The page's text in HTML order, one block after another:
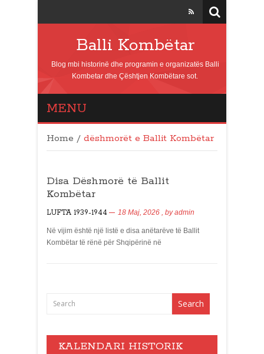
Balli Kombëtar
Blog mbi historinë dhe programin e organizatës Balli
Kombetar dhe Çështjen Kombëtare sot.
MENU
Home / dëshmorët e Ballit Kombëtar
Disa Dëshmorë të Ballit
Kombëtar
LUFTA 1939-1944 18 Maj, 2026 , byadmin
Në vijim është një listë e disa anëtarëve të Ballit
Kombëtar të rënë për Shqipërinë në
KALENDARI HISTORIK